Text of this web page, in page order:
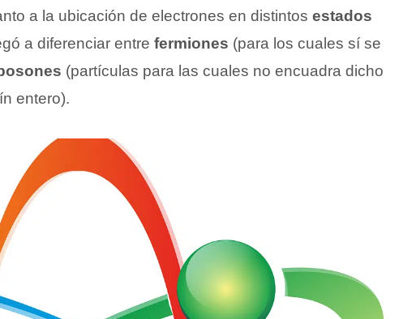
a la ubicación de electrones en distintos estados
a diferenciar entre fermiones (para los cuales sí se
bosones (partículas para las cuales no encuadra dicho
entero).